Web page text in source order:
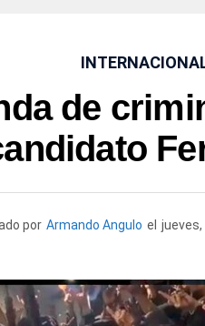
de
por Armando Angulo el jueves,